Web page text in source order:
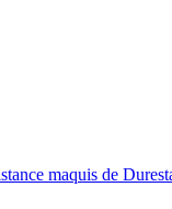
maquis de